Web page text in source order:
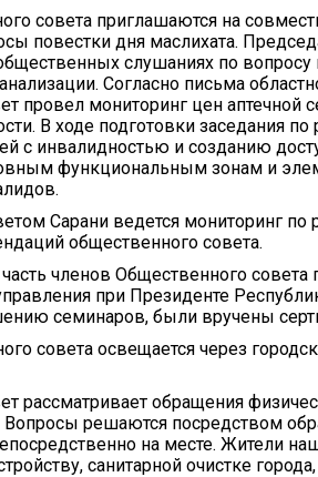
совета приглашаются на
повестки дня маслихата.
слушаниях по
Согласно письма
провел мониторинг цен аптечной
В ходе подготовки заседания
с инвалидностью и созданию
функциональным зонам и
Сарани ведется мониторинг по
общественного совета.
членов Общественного
при Президенте
семинаров, были вручены
совета освещается через
рассматривает обращения
решаются посредством
на месте. Жители
санитарной очистке